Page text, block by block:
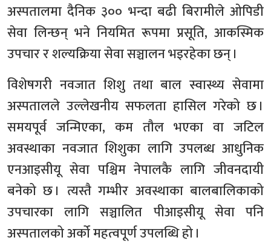
अस्पतालमा दैनिक ३०० भन्दा बढी बिरामीले ओपिडी
सेवा लिन्छन् भने नियमित रूपमा प्रसूति, आकस्मिक
उपचार र शल्यक्रिया सेवा सञ्चालन भइरहेका छन् ।
विशेषगरी नवजात शिशु तथा बाल स्वास्थ्य सेवामा
अस्पतालले उल्लेखनीय सफलता हासिल गरेको छ ।
समयपूर्व जन्मिएका, कम तौल भएका वा जटिल
अवस्थाका नवजात शिशुका लागि उपलब्ध आधुनिक
एनआइसीयू सेवा पश्चिम नेपालकै लागि जीवनदायी
बनेको छ । त्यस्तै गम्भीर अवस्थाका बालबालिकाको
उपचारका लागि सञ्चालित पीआइसीयू सेवा पनि
अस्पतालको अर्को महत्वपूर्ण उपलब्धि हो ।